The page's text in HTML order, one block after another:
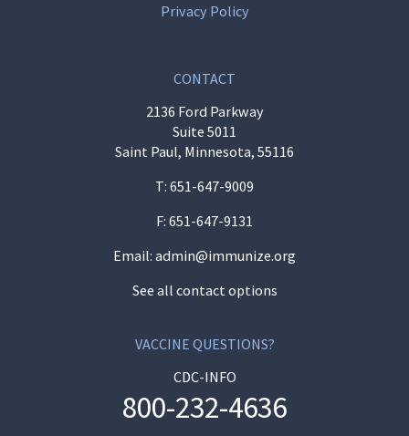
Privacy Policy
CONTACT
2136 Ford Parkway
Suite 5011
Saint Paul, Minnesota, 55116
T: 651-647-9009
F: 651-647-9131
Email: admin@immunize.org
See all contact options
VACCINE QUESTIONS?
CDC-INFO
800-232-4636